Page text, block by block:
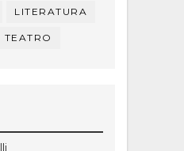
LITERATURA
TEATRO